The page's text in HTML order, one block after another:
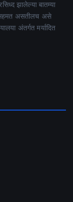
झालेल्या बातम्या
असतीलच असे
अंतर्गत मर्यादित